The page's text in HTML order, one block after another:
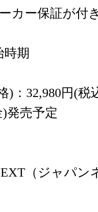
カー保証が付
期
)：32,980円(税
)発売予定
（ジャパ